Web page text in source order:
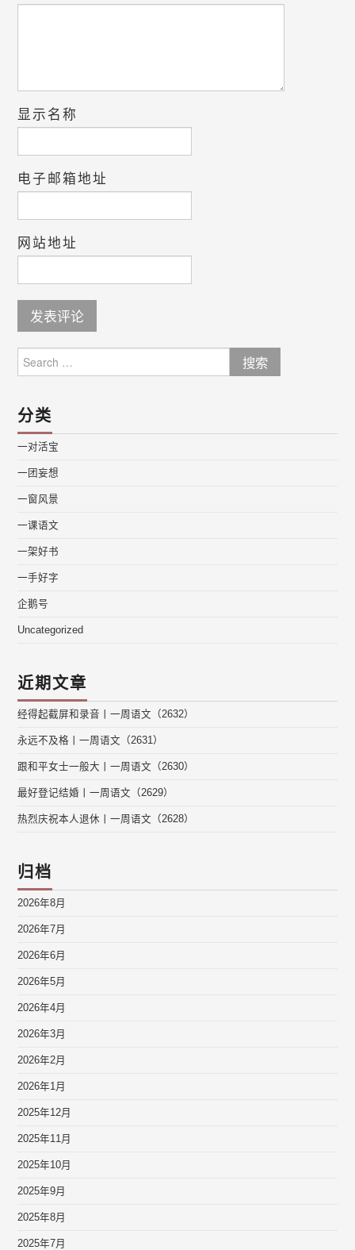
显示名称
电子邮箱地址
网站地址
for:
分类
一对活宝
一团妄想
一窗风景
一课语文
一架好书
一手好字
企鹅号
Uncategorized
近期文章
经得起截屏和录音丨一周语文（2632）
永远不及格丨一周语文（2631）
跟和平女士一般大丨一周语文（2630）
最好登记结婚丨一周语文（2629）
热烈庆祝本人退休丨一周语文（2628）
归档
2026年8月
2026年7月
2026年6月
2026年5月
2026年4月
2026年3月
2026年2月
2026年1月
2025年12月
2025年11月
2025年10月
2025年9月
2025年8月
2025年7月